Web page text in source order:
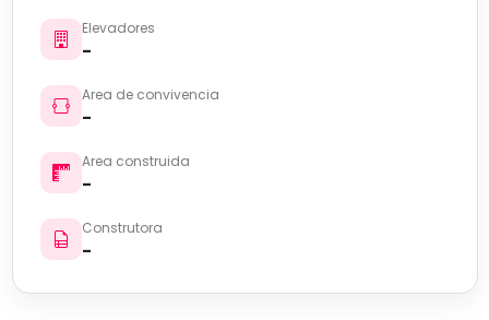
Elevadores
-
Area de convivencia
-
Area construida
-
Construtora
-